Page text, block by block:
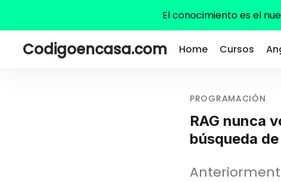
El conocimiento es el
Codigoencasa.com Home Cursos
PROGRAMACIÓN
RAG nunca
búsqueda